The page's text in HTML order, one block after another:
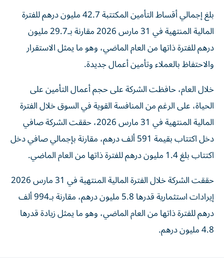
بلغ إجمالي أقساط التأمين المكتتبة 42.7 مليون درهم للفترة
المالية المنتهية في 31 مارس 2026 مقارنة بـ29.7 مليون
درهم للفترة ذاتها من العام الماضي، وهو ما يمثل الاستقرار
والاحتفاظ بالعملاء وتأمين أعمال جديدة.
خلال العام، حافظت الشركة على حجم أعمال التأمين على
الحياة، على الرغم من المنافسة القوية في السوق خلال الفترة
المالية المنتهية في 31 مارس 2026، حققت الشركة صافي
دخل اكتتاب بقيمة 591 ألف درهم، مقارنة بإجمالي صافي دخل
اكتتاب بلغ 1.4 مليون درهم للفترة ذاتها من العام الماضي.
حققت الشركة خلال الفترة المالية المنتهية في 31 مارس 2026
إيرادات استثمارية قدرها 5.8 مليون درهم، مقارنة بـ994 ألف
درهم للفترة ذاتها من العام الماضي، وهو ما يمثل زيادة قدرها
4.8 مليون درهم.